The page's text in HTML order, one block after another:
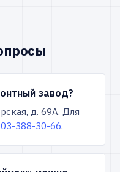
завод?
д. 69А. Для
388-30-66.